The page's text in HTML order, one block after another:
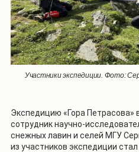
Участники экспедиции. Фото:
Экспедицию «Гора Петрасова»
сотрудник научно-
снежных лавин и селей МГУ
из участников экспедиции